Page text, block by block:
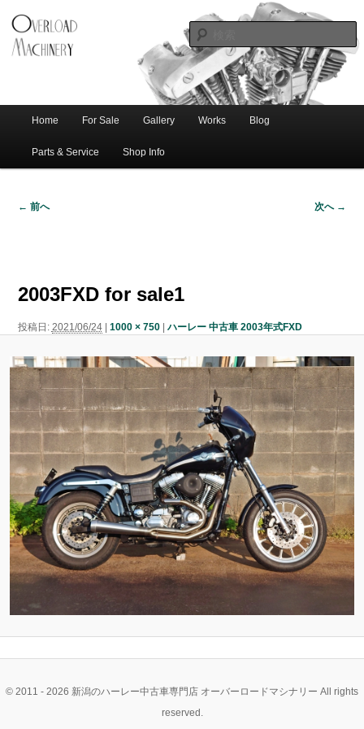
新潟のハー
レー中古車
バーロード
ショベル・アイアンスポーツ・エボビッグツイン＆スポーツスターなどを取
り扱う中古ハーレー専門店。整備・修理・カスタムまで一貫対応します。
ン
メ
イ
ン
ン
ン
ツ
へ
移
動
サ
ブ
コ
テ
ツ
へ
移
動
Home For Sale Gallery Works Blog
Parts & Service Shop Info
ゲ
ー
シ
ョ
ン
← 前へ 次へ →
2003FXD for sale1
投稿日: 2021/06/24| 1000 × 750|ハーレー 中古車 2003年式FXD
© 2011 - 2026 新潟のハーレー中古車専門店 オーバーロードマシナリー All rights
reserved.